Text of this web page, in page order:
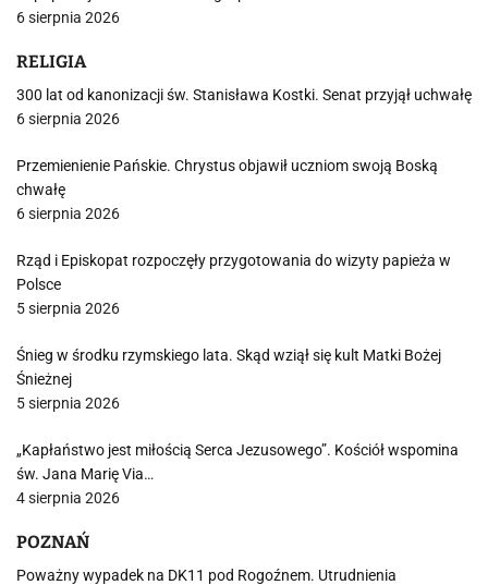
6 sierpnia 2026
RELIGIA
300 lat od kanonizacji św. Stanisława Kostki. Senat przyjął uchwałę
6 sierpnia 2026
Przemienienie Pańskie. Chrystus objawił uczniom swoją Boską
chwałę
6 sierpnia 2026
Rząd i Episkopat rozpoczęły przygotowania do wizyty papieża w
Polsce
5 sierpnia 2026
Śnieg w środku rzymskiego lata. Skąd wziął się kult Matki Bożej
Śnieżnej
5 sierpnia 2026
„Kapłaństwo jest miłością Serca Jezusowego”. Kościół wspomina
św. Jana Marię Via…
4 sierpnia 2026
POZNAŃ
Poważny wypadek na DK11 pod Rogoźnem. Utrudnienia